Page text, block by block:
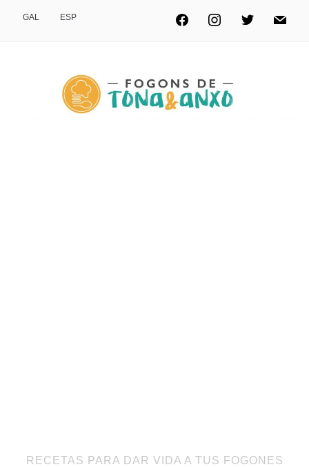
GAL ESP
RECETAS PARA DAR VIDA A TUS FOGONES